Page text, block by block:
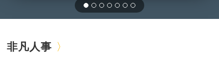
非凡人事